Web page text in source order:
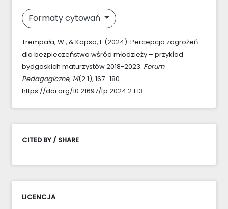
Formaty cytowań
Trempała, W., & Kapsa, I. (2024). Percepcja zagrożeń
dla bezpieczeństwa wśród młodzieży – przykład
bydgoskich maturzystów 2018-2023. Forum
Pedagogiczne, 14(2.1), 167–180.
https://doi.org/10.21697/fp.2024.2.1.13
CITED BY / SHARE
LICENCJA